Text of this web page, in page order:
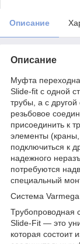
Описание
Описание
Муфта
Slide-fit с одной
трубы, а с
резьбовое
присоединить к
элементы
подключиться к
надежного
потребуются
специальный
Система
Трубопроводная
Slide-Fit — это
которая состоит